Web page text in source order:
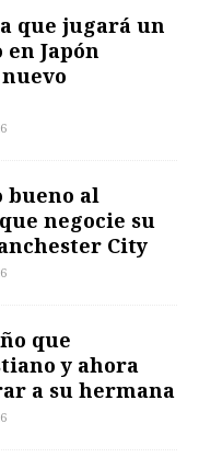
que jugará un
Japón
bueno al
negocie su
City
que
y ahora
a su hermana